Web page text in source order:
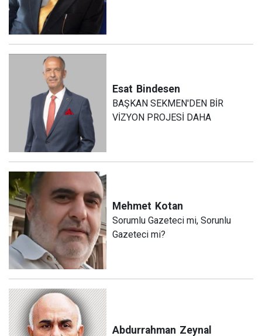
Esat Bindesen
BAŞKAN SEKMEN'DEN BİR
VİZYON PROJESİ DAHA
Mehmet Kotan
Sorumlu Gazeteci mi, Sorunlu
Gazeteci mi?
Abdurrahman Zeynal